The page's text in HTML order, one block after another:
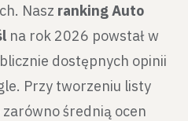
Nasz ranking Auto
na rok 2026 powstał w
dostępnych opinii
Przy tworzeniu listy
średnią ocen